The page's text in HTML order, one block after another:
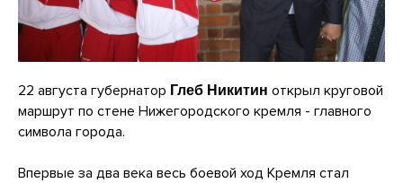
22 августа губернатор Глеб Никитин открыл круговой
маршрут по стене Нижегородского кремля - главного
символа города.
Впервые за два века весь боевой ход Кремля стал